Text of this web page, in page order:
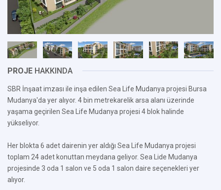
PROJE HAKKINDA
SBR İnşaat imzası ile inşa edilen Sea Life Mudanya projesi Bursa
Mudanya'da yer alıyor. 4 bin metrekarelik arsa alanı üzerinde
yaşama geçirilen Sea Life Mudanya projesi 4 blok halinde
yükseliyor.
Her blokta 6 adet dairenin yer aldığı Sea Life Mudanya projesi
toplam 24 adet konuttan meydana geliyor. Sea Lide Mudanya
projesinde 3 oda 1 salon ve 5 oda 1 salon daire seçenekleri yer
alıyor.